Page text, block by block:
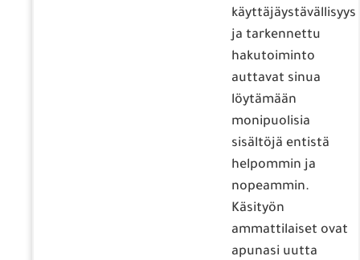
käyttäjäystävällisyys
ja tarkennettu
hakutoiminto
auttavat sinua
löytämään
monipuolisia
sisältöjä entistä
helpommin ja
nopeammin.
Käsityön
ammattilaiset ovat
apunasi uutta